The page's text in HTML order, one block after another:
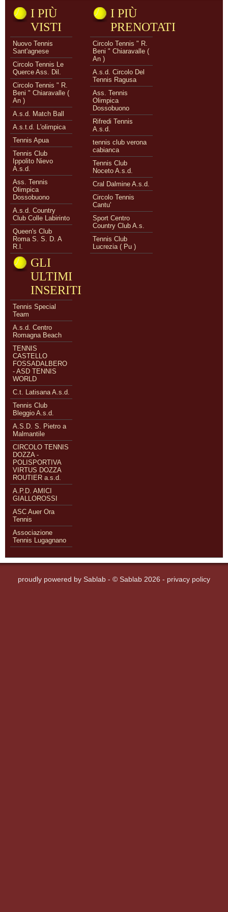
I PIÙ
VISTI
Nuovo Tennis
Sant'agnese
Circolo Tennis Le
Querce Ass. Dil.
Circolo Tennis " R.
Beni " Chiaravalle (
An )
A.s.d. Match Ball
A.s.t.d. L'olimpica
Tennis Apua
Tennis Club
Ippolito Nievo
A.s.d.
Ass. Tennis
Olimpica
Dossobuono
A.s.d. Country
Club Colle Labirinto
Queen's Club
Roma S. S. D. A
R.l.
I PIÙ
PRENOTATI
Circolo Tennis " R.
Beni " Chiaravalle (
An )
A.s.d. Circolo Del
Tennis Ragusa
Ass. Tennis
Olimpica
Dossobuono
Rifredi Tennis
A.s.d.
tennis club verona
cabianca
Tennis Club
Noceto A.s.d.
Cral Dalmine A.s.d.
Circolo Tennis
Cantu'
Sport Centro
Country Club A.s.
Tennis Club
Lucrezia ( Pu )
GLI
ULTIMI
INSERITI
Tennis Special
Team
A.s.d. Centro
Romagna Beach
TENNIS
CASTELLO
FOSSADALBERO
- ASD TENNIS
WORLD
C.t. Latisana A.s.d.
Tennis Club
Bleggio A.s.d.
A.S.D. S. Pietro a
Malmantile
CIRCOLO TENNIS
DOZZA -
POLISPORTIVA
VIRTUS DOZZA
ROUTIER a.s.d.
A.P.D. AMICI
GIALLOROSSI
ASC Auer Ora
Tennis
Associazione
Tennis Lugagnano
proudly powered by Sablab - © Sablab 2026 - privacy policy